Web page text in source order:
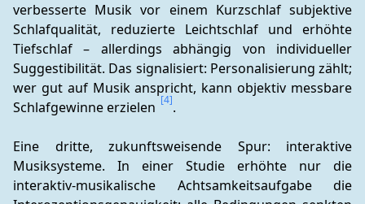
verbesserte Musik vor einem Kurzschlaf subjektive
Schlafqualität, reduzierte Leichtschlaf und erhöhte
Tiefschlaf – allerdings abhängig von individueller
Suggestibilität. Das signalisiert: Personalisierung zählt;
wer gut auf Musik anspricht, kann objektiv messbare
Schlafgewinne erzielen [4].
Eine dritte, zukunftsweisende Spur: interaktive
Musiksysteme. In einer Studie erhöhte nur die
interaktiv-musikalische Achtsamkeitsaufgabe die